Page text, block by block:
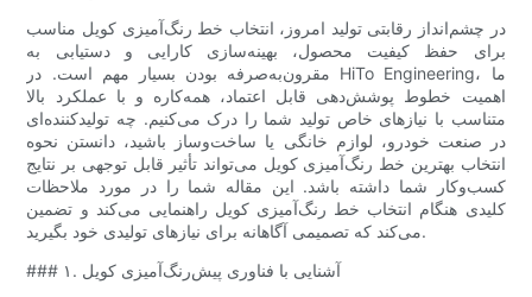
در چشم‌انداز رقابتی تولید امروز، انتخاب خط رنگ‌آمیزی کویل مناسب
برای حفظ کیفیت محصول، بهینه‌سازی کارایی و دستیابی به
مقرون‌به‌صرفه بودن بسیار مهم است. در HiTo Engineering، ما
اهمیت خطوط پوشش‌دهی قابل اعتماد، همه‌کاره و با عملکرد بالا
متناسب با نیازهای خاص تولید شما را درک می‌کنیم. چه تولیدکننده‌ای
در صنعت خودرو، لوازم خانگی یا ساخت‌وساز باشید، دانستن نحوه
انتخاب بهترین خط رنگ‌آمیزی کویل می‌تواند تأثیر قابل توجهی بر نتایج
کسب‌وکار شما داشته باشد. این مقاله شما را در مورد ملاحظات
کلیدی هنگام انتخاب خط رنگ‌آمیزی کویل راهنمایی می‌کند و تضمین
می‌کند که تصمیمی آگاهانه برای نیازهای تولیدی خود بگیرید.
### ۱. آشنایی با فناوری پیش‌رنگ‌آمیزی کویل